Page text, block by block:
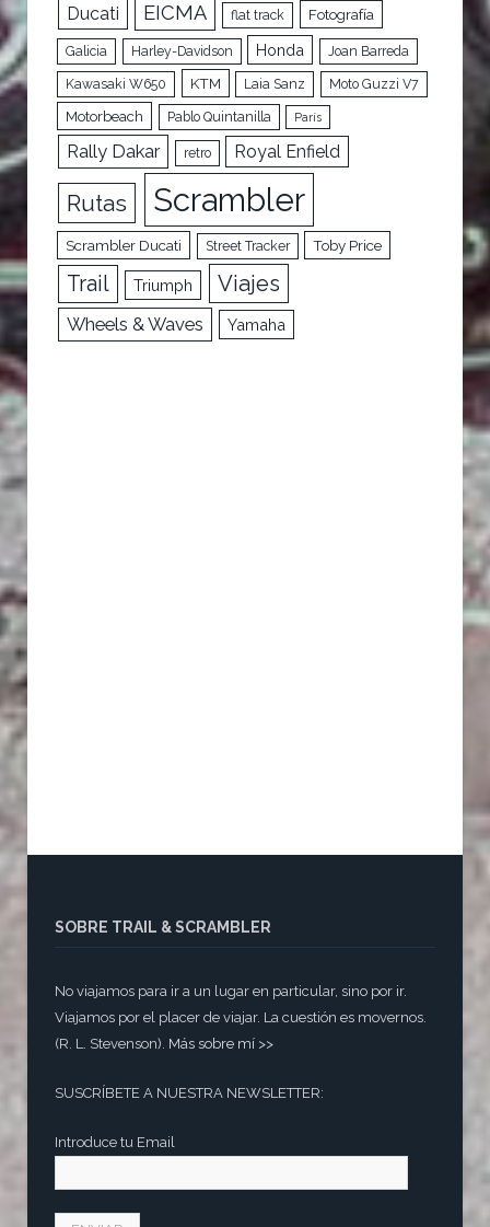
Ducati EICMA flat track Fotografía
Galicia Harley-Davidson Honda Joan Barreda
Kawasaki W650 KTM Laia Sanz Moto Guzzi V7
Motorbeach Pablo Quintanilla París
Rally Dakar retro Royal Enfield
Rutas Scrambler
Scrambler Ducati Street Tracker Toby Price
Trail Triumph Viajes
Wheels & Waves Yamaha
SOBRE TRAIL & SCRAMBLER
No viajamos para ir a un lugar en particular, sino por ir.
Viajamos por el placer de viajar. La cuestión es movernos.
(R. L. Stevenson). Más sobre mí >>
SUSCRÍBETE A NUESTRA NEWSLETTER:
Introduce tu Email